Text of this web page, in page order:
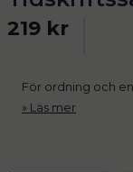
219 kr
För ordning och
Läs mer